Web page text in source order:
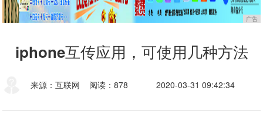
广告
iphone互传应用，可使用几种方法
来源：互联网 阅读：878 2020-03-31 09:42:34